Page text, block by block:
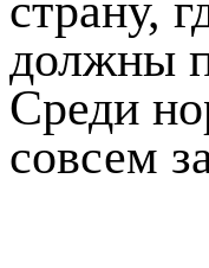
должны
Среди
совсем